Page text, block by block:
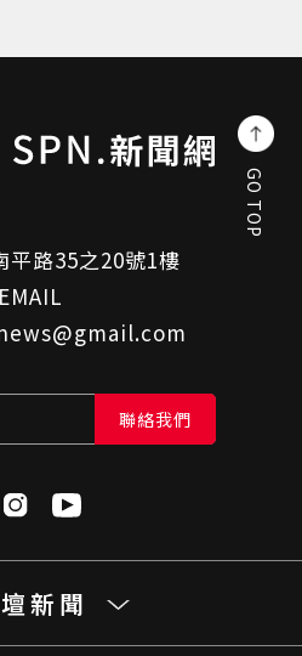
平路35之20號1樓
EMAIL
聯絡我們
新聞
GO TOP